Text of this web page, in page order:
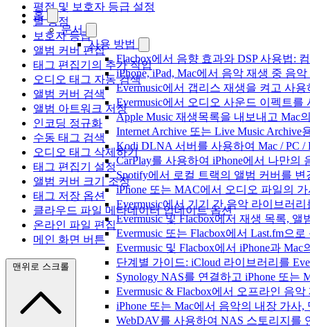
홈
문서
사용 방법
Flacbox에서 음향 효과와 DSP 사용법:
iPhone, iPad, Mac에서 음악 재생 중 음
Evermusic에서 갭리스 재생을 켜고 사
Evermusic에서 오디오 사운드 이펙트
Apple Music 재생목록을 내보내고 Mac
Internet Archive 또는 Live Music
Kodi DLNA 서버를 사용하여 Mac / PC
CarPlay를 사용하여 iPhone에서 나만의
Spotify에서 로컬 트랙의 앨범 커버를
iPhone 또는 MAC에서 오디오 파일의
Evermusic에서 기기 간 음악 라이브러
Evermusic 및 Flacbox에서 재생 목록,
Evermusic 또는 Flacbox에서 Last.fm으
Evermusic 및 Flacbox에서 iPhone과
단계별 가이드: iCloud 라이브러리를
Synology NAS를 연결하고 iPhone 또는
Evermusic & Flacbox에서 오프라인 음
iPhone 또는 Mac에서 음악의 내장 가사
WebDAV를 사용하여 NAS 스토리지를
평점 및 보호자 등급 설정
별 평점
보호자 등급
앨범 커버 편집
태그 편집기의 추가 작업
오디오 태그 자동 검색
앨범 커버 검색
앨범 아트워크 저장
인코딩 정규화
수동 태그 검색
오디오 태그 삭제하기
태그 편집기 설정
앨범 커버 크기 조정
태그 저장 옵션
클라우드 파일 메타데이터 업데이트 옵션
온라인 파일 편집
메인 화면 버튼
맨위로 스크롤